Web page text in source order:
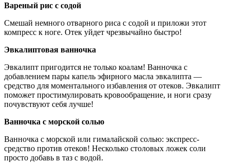
Вареный рис с содой
Смешай немного отварного риса с содой и приложи этот
компресс к ноге. Отек уйдет чрезвычайно быстро!
Эвкалиптовая ванночка
Эвкалипт пригодится не только коалам! Ванночка с
добавлением пары капель эфирного масла эвкалипта —
средство для моментального избавления от отеков. Эвкалипт
поможет простимулировать кровообращение, и ноги сразу
почувствуют себя лучше!
Ванночка с морской солью
Ванночка с морской или гималайской солью: экспресс-
средство против отеков! Несколько столовых ложек соли
просто добавь в таз с водой.